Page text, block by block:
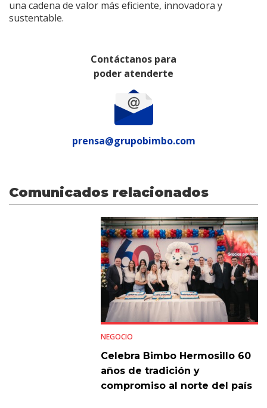
una cadena de valor más eficiente, innovadora y
sustentable.
Contáctanos para
poder atenderte
prensa@grupobimbo.com
Comunicados relacionados
NEGOCIO
Celebra Bimbo Hermosillo 60
años de tradición y
compromiso al norte del país